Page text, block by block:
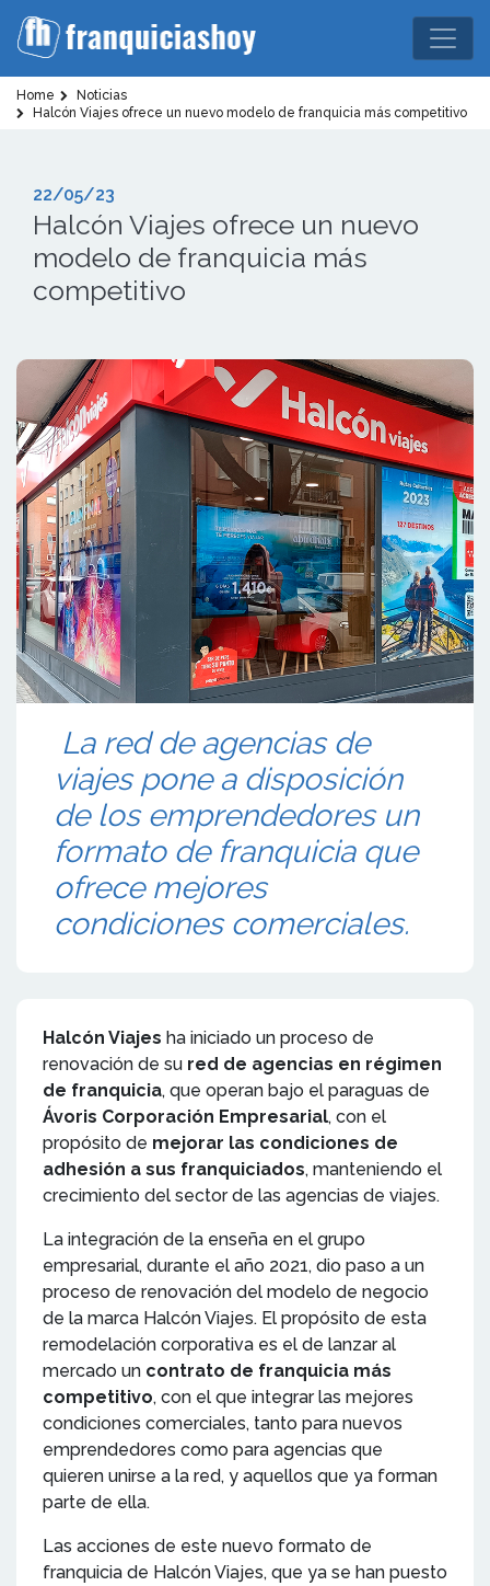
Home
Noticias
Halcón Viajes ofrece un nuevo modelo de franquicia más competitivo
22/05/23
Halcón Viajes ofrece un nuevo
modelo de franquicia más
competitivo
La red de agencias de
viajes pone a disposición
de los emprendedores un
formato de franquicia que
ofrece mejores
condiciones comerciales.
Halcón Viajes ha iniciado un proceso de
renovación de su red de agencias en régimen
de franquicia, que operan bajo el paraguas de
Ávoris Corporación Empresarial, con el
propósito de mejorar las condiciones de
adhesión a sus franquiciados, manteniendo el
crecimiento del sector de las agencias de viajes.
La integración de la enseña en el grupo
empresarial, durante el año 2021, dio paso a un
proceso de renovación del modelo de negocio
de la marca Halcón Viajes. El propósito de esta
remodelación corporativa es el de lanzar al
mercado un contrato de franquicia más
competitivo, con el que integrar las mejores
condiciones comerciales, tanto para nuevos
emprendedores como para agencias que
quieren unirse a la red, y aquellos que ya forman
parte de ella.
Las acciones de este nuevo formato de
franquicia de Halcón Viajes, que ya se han puesto